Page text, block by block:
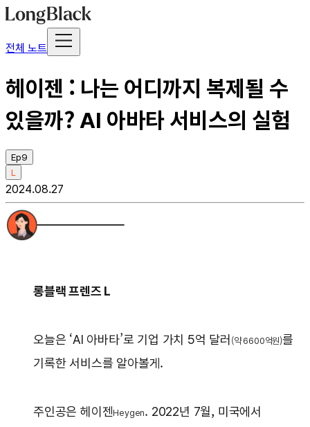
전체 노트
헤이젠 : 나는 어디까지 복제될 수
있을까? AI 아바타 서비스의 실험
Ep9
L
2024.08.27
롱블랙 프렌즈 L
오늘은 ‘AI 아바타’로 기업 가치 5억 달러 (약 6600억원)를
기록한 서비스를 알아볼게.
주인공은 헤이젠Heygen. 2022년 7월, 미국에서